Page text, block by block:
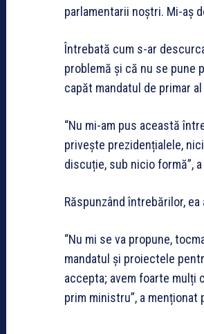
parlamentarii noștri. Mi-aș
Întrebată cum s-ar
problemă și că nu se pune
capăt mandatul de primar
“Nu mi-am pus această
privește prezidențialele,
discuție, sub nicio formă”,
Răspunzând întrebărilor,
“Nu mi se va propune,
mandatul și proiectele
accepta; avem foarte mulți
prim ministru”, a